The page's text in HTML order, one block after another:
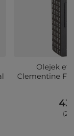
Olejek
Clementine